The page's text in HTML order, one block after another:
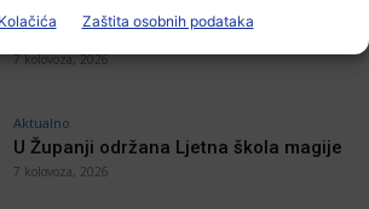
Zaštita osobnih podataka
Za dva tjedna započinje još jedna
Divlja liga
7 kolovoza, 2026
Aktualno
U Županji održana Ljetna škola magije
7 kolovoza, 2026